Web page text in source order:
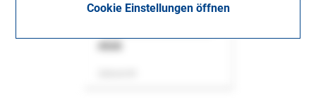
Cookie Einstellungen öffnen